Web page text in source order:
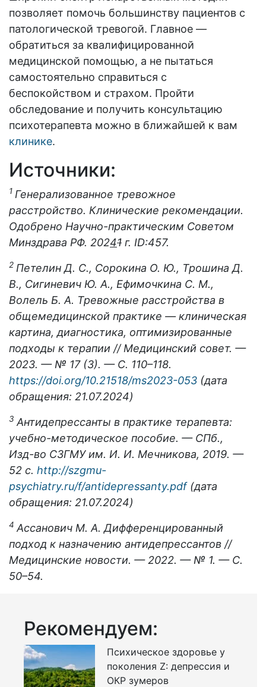
позволяет помочь большинству пациентов с
патологической тревогой. Главное —
обратиться за квалифицированной
медицинской помощью, а не пытаться
самостоятельно справиться с
беспокойством и страхом. Пройти
обследование и получить консультацию
психотерапевта можно в ближайшей к вам
клинике.
Источники:
1 Генерализованное тревожное
расстройство. Клинические рекомендации.
Одобрено Научно-практическим Советом
Минздрава РФ. 20241 г. ID:457.
2 Петелин Д. С., Сорокина О. Ю., Трошина Д.
В., Сигиневич Ю. А., Ефимочкина С. М.,
Волель Б. А. Тревожные расстройства в
общемедицинской практике — клиническая
картина, диагностика, оптимизированные
подходы к терапии // Медицинский совет. —
2023. — № 17 (3). — С. 110–118.
https://doi.org/10.21518/ms2023-053 (дата
обращения: 21.07.2024)
3 Антидепрессанты в практике терапевта:
учебно-методическое пособие. — СПб.,
Изд-во СЗГМУ им. И. И. Мечникова, 2019. —
52 с. http://szgmu-
psychiatry.ru/f/antidepressanty.pdf(дата
обращения: 21.07.2024)
4 Ассанович М. А. Дифференцированный
подход к назначению антидепрессантов //
Медицинские новости. — 2022. — № 1. — С.
50–54.
Рекомендуем:
Психическое здоровье у
поколения Z: депрессия и
ОКР зумеров